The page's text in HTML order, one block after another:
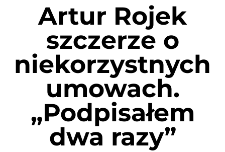
Artur Rojek
szczerze o
niekorzystnych
umowach.
„Podpisałem
dwa razy”